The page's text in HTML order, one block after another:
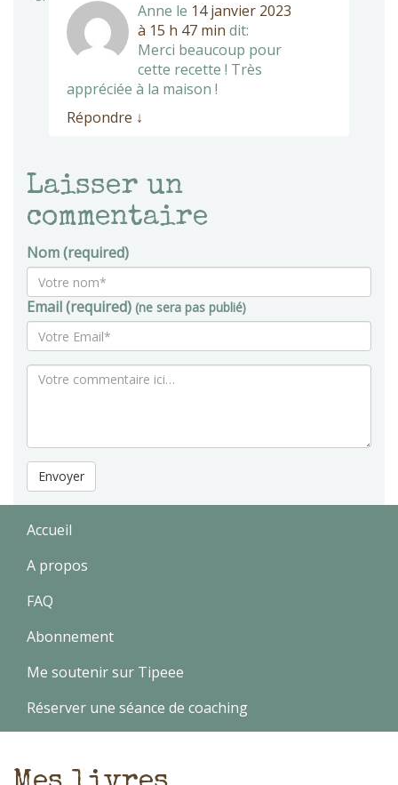
Anne le 14 janvier 2023
à 15 h 47 min dit:
Merci beaucoup pour
cette recette ! Très
appréciée à la maison !
Répondre ↓
Laisser un
commentaire
Nom (required)
Email (required) (ne sera pas publié)
Envoyer
Accueil
A propos
FAQ
Abonnement
Me soutenir sur Tipeee
Réserver une séance de coaching